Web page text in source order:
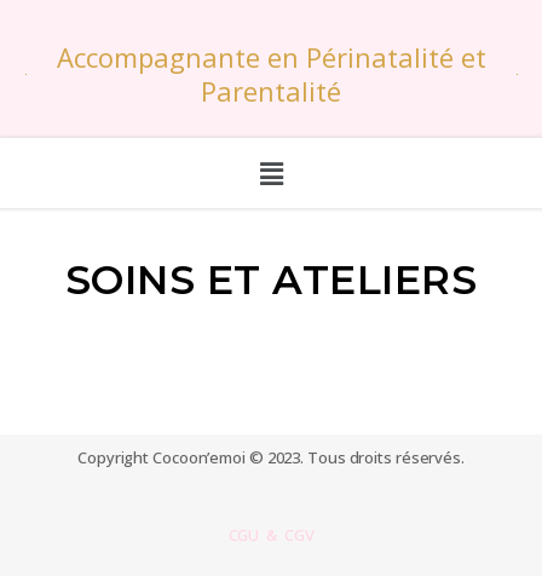
Accompagnante en Périnatalité et
Parentalité
SOINS ET ATELIERS
Copyright Cocoon’emoi © 2023. Tous droits réservés.
CGU & CGV